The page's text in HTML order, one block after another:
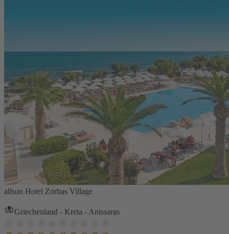
allsun Hotel Zorbas Village
Griechenland - Kreta - Anissaras